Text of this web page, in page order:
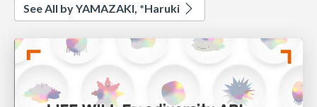
See All by YAMAZAKI, *Haruki